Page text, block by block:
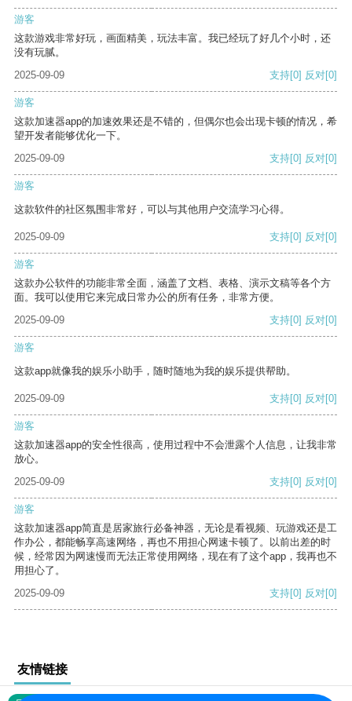
游客
这款游戏非常好玩，画面精美，玩法丰富。我已经玩了好几个小时，还
没有玩腻。
2025-09-09
支持[0] 反对[0]
游客
这款加速器app的加速效果还是不错的，但偶尔也会出现卡顿的情况，希
望开发者能够优化一下。
2025-09-09
支持[0] 反对[0]
游客
这款软件的社区氛围非常好，可以与其他用户交流学习心得。
2025-09-09 支持[0] 反对[0]
游客
这款办公软件的功能非常全面，涵盖了文档、表格、演示文稿等各个方
面。我可以使用它来完成日常办公的所有任务，非常方便。
2025-09-09
支持[0] 反对[0]
游客
这款app就像我的娱乐小助手，随时随地为我的娱乐提供帮助。
2025-09-09 支持[0] 反对[0]
游客
这款加速器app的安全性很高，使用过程中不会泄露个人信息，让我非常
放心。
2025-09-09
支持[0] 反对[0]
游客
这款加速器app简直是居家旅行必备神器，无论是看视频、玩游戏还是工
作办公，都能畅享高速网络，再也不用担心网速卡顿了。以前出差的时
候，经常因为网速慢而无法正常使用网络，现在有了这个app，我再也不
用担心了。
2025-09-09
支持[0] 反对[0]
友情链接